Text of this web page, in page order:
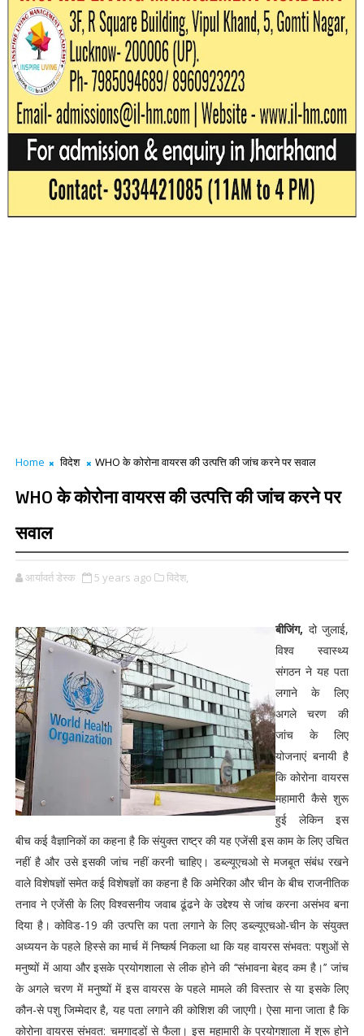
Home विदेश WHO के कोरोना वायरस की उत्पत्ति की जांच करने पर सवाल
WHO के कोरोना वायरस की उत्पत्ति की जांच करने पर
सवाल
आर्यावर्त डेस्क 5 years ago विदेश,
बीजिंग, दो जुलाई,
विश्व स्वास्थ्य
संगठन ने यह पता
लगाने के लिए
अगले चरण की
जांच के लिए
योजनाएं बनायी है
कि कोरोना वायरस
महामारी कैसे शुरू
हुई लेकिन इस
बीच कई वैज्ञानिकों का कहना है कि संयुक्त राष्ट्र की यह एजेंसी इस काम के लिए उचित
नहीं है और उसे इसकी जांच नहीं करनी चाहिए। डब्ल्यूएचओ से मजबूत संबंध रखने
वाले विशेषज्ञों समेत कई विशेषज्ञों का कहना है कि अमेरिका और चीन के बीच राजनीतिक
तनाव ने एजेंसी के लिए विश्वसनीय जवाब ढूंढने के उद्देश्य से जांच करना असंभव बना
दिया है। कोविड-19 की उत्पत्ति का पता लगाने के लिए डब्ल्यूएचओ-चीन के संयुक्त
अध्ययन के पहले हिस्से का मार्च में निष्कर्ष निकला था कि यह वायरस संभवत: पशुओं से
मनुष्यों में आया और इसके प्रयोगशाला से लीक होने की ‘‘संभावना बेहद कम है।’’ जांच
के अगले चरण में मनुष्यों में इस वायरस के पहले मामले की विस्तार से या इसके लिए
कौन-से पशु जिम्मेदार है, यह पता लगाने की कोशिश की जाएगी। ऐसा माना जाता है कि
कोरोना वायरस संभवत: चमगादड़ों से फैला। इस महामारी के प्रयोगशाला में शुरू होने